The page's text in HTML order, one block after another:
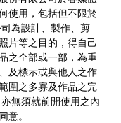
使用，包括但不限於
為設計、製作、剪
片等之目的，得自己
之全部或一部，為重
及標示或與他人之作
圍之多寡及作品之完
無須就前開使用之內
意。